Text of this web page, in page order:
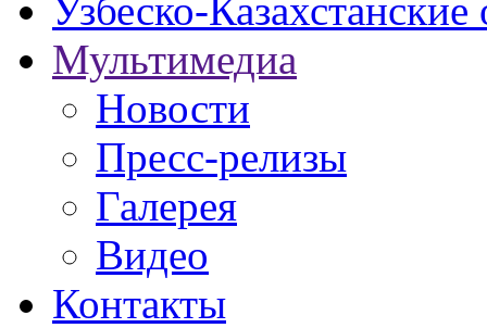
Узбеско-
Мультимедиа
Новости
Пресс-релизы
Галерея
Видео
Контакты